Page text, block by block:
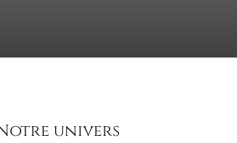
univers